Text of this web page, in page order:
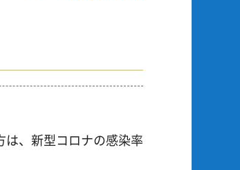
、新型コロナの感染率